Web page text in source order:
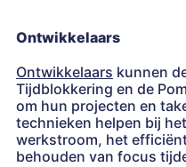
Ontwikkelaars
Ontwikkelaars kunnen
Tijdblokkering en de
om hun projecten en
technieken helpen bij
werkstroom, het
behouden van focus